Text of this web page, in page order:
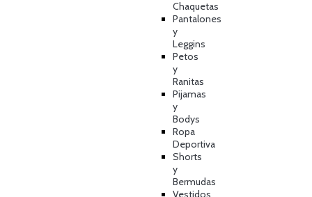
Chaquetas
Pantalones
y
Leggins
Petos
y
Ranitas
Pijamas
y
Bodys
Ropa
Deportiva
Shorts
y
Bermudas
Vestidos